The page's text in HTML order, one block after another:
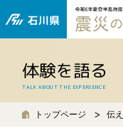
体験を語る
TALK ABOUT THE EXPERIENCE
トップページ 伝